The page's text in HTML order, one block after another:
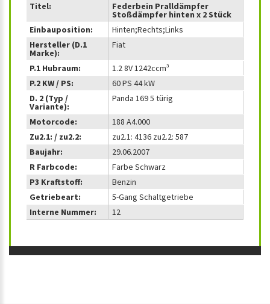
Titel: Federbein Pralldämpfer
Stoßdämpfer hinten x 2 Stück
Einbauposition:
Hinten;Rechts;Links
Hersteller (D.1
Marke):
Fiat
P.1 Hubraum:
1.2 8V 1242ccm³
P.2 KW / PS:
60 PS 44 kW
D. 2 (Typ /
Variante):
Panda 169 5 türig
Motorcode:
188 A4.000
Zu2.1: / zu2.2:
zu2.1: 4136 zu2.2: 587
Baujahr:
29.06.2007
R Farbcode:
Farbe Schwarz
P3 Kraftstoff:
Benzin
Getriebeart:
5-Gang Schaltgetriebe
Interne Nummer:
12